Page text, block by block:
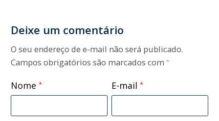
Deixe um comentário
O seu endereço de e-mail não será publicado.
Campos obrigatórios são marcados com*
Nome* E-mail*